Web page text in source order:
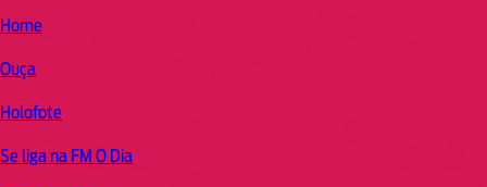
Home
Ouça
Holofote
Se liga na FM O Dia